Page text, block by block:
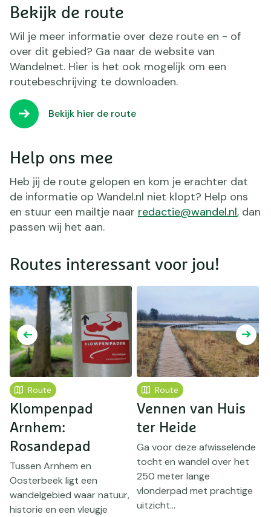
Bekijk de route
Wil je meer informatie over deze route en - of
over dit gebied? Ga naar de website van
Wandelnet. Hier is het ook mogelijk om een
routebeschrijving te downloaden.
Bekijk hier de route
Help ons mee
Heb jij de route gelopen en kom je erachter dat
de informatie op Wandel.nl niet klopt? Help ons
en stuur een mailtje naar redactie@wandel.nl, dan
passen wij het aan.
Routes interessant voor jou!
Route
Klompenpad
Arnhem:
Rosandepad
Tussen Arnhem en
Oosterbeek ligt een
wandelgebied waar natuur,
historie en een vleugje
Route
Vennen van Huis
ter Heide
Ga voor deze afwisselende
tocht en wandel over het
250 meter lange
vlonderpad met prachtige
uitzicht...